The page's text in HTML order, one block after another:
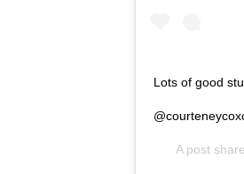
Lots of good
A post